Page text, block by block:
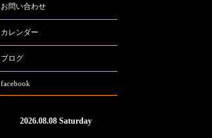
お問い合わせ
カレンダー
ブログ
facebook
2026.08.08 Saturday